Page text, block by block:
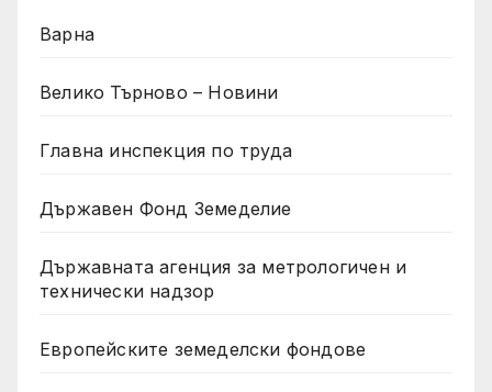
Варна
Велико Търново – Новини
Главна инспекция по труда
Държавен Фонд Земеделие
Държавната агенция за метрологичен и
технически надзор
Европейските земеделски фондове